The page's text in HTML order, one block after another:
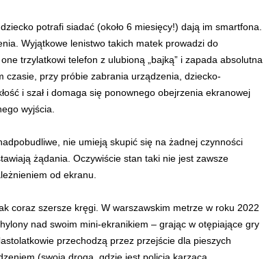
potrafi siadać (około 6 miesięcy!) dają im smartfona.
Wyjątkowe lenistwo takich matek prowadzi do
trzylatkowi telefon z ulubioną „bajką” i zapada absolutna
czasie, przy próbie zabrania urządzenia, dziecko-
i szał i domaga się ponownego obejrzenia ekranowej
wyjścia.
nie umieją skupić się na żadnej czynności
żądania. Oczywiście stan taki nie jest zawsze
od ekranu.
coraz szersze kręgi. W warszawskim metrze w roku 2022
nad swoim mini-ekranikiem – grając w otępiające gry
przechodzą przez przejście dla pieszych